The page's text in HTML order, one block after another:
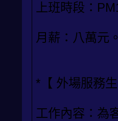
上班時段：
月薪：八萬元
*【 外場服務
工作內容：為